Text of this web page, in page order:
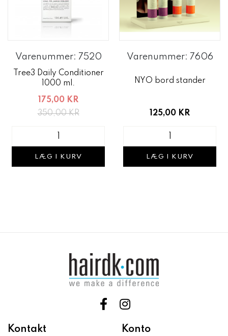
Varenummer: 7520
Tree3 Daily Conditioner
1000 ml.
175,00 KR
350,00 KR
LÆG I KURV
Varenummer: 7606
NYO bord stander
125,00 KR
LÆG I KURV
Kontakt Konto